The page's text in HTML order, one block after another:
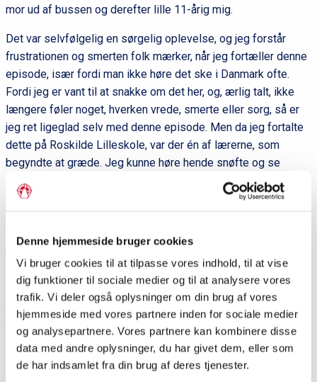
Denne hjemmeside bruger cookies
Vi bruger cookies til at tilpasse vores indhold, til at vise
dig funktioner til sociale medier og til at analysere vores
trafik. Vi deler også oplysninger om din brug af vores
hjemmeside med vores partnere inden for sociale medier
og analysepartnere. Vores partnere kan kombinere disse
data med andre oplysninger, du har givet dem, eller som
de har indsamlet fra din brug af deres tjenester.
mor ud af bussen og derefter lille 11-årig mig.
Det var selvfølgelig en sørgelig oplevelse, og jeg forstår
frustrationen og smerten folk mærker, når jeg fortæller denne
episode, især fordi man ikke høre det ske i Danmark ofte.
Fordi jeg er vant til at snakke om det her, og, ærlig talt, ikke
længere føler noget, hverken vrede, smerte eller sorg, så er
jeg ret ligeglad selv med denne episode. Men da jeg fortalte
dette på Roskilde Lilleskole, var der én af lærerne, som
begyndte at græde. Jeg kunne høre hende snøfte og se
tårerne trille ned ad hendes kinder. Jeg blev selv chokeret og
vidste ikke helt, hvad jeg skulle gøre af mig selv, og grinede
fortsatte, og der var selvfølgelige latter og glæde til sidst,
men jeg husker stadig tydeligt lærerens triste ansigt.
Som sagt har jeg været kulturmødeambassadør i 3 år og har
fortalt denne historie flere tusind gange. Jeg er ikke selv
”rørt” af historien i dag og er heller ikke ”traumatiseret” af den.
Nogle gange så glemmer jeg også, hvor vigtig min historie